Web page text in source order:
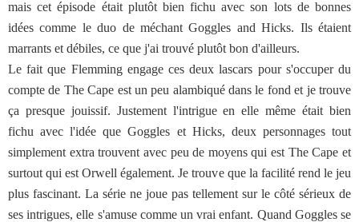
mais cet épisode était plutôt bien fichu avec son lots de bonnes
idées comme le duo de méchant Goggles and Hicks. Ils étaient
marrants et débiles, ce que j'ai trouvé plutôt bon d'ailleurs.
Le fait que Flemming engage ces deux lascars pour s'occuper du
compte de The Cape est un peu alambiqué dans le fond et je trouve
ça presque jouissif. Justement l'intrigue en elle même était bien
fichu avec l'idée que Goggles et Hicks, deux personnages tout
simplement extra trouvent avec peu de moyens qui est The Cape et
surtout qui est Orwell également. Je trouve que la facilité rend le jeu
plus fascinant. La série ne joue pas tellement sur le côté sérieux de
ses intrigues, elle s'amuse comme un vrai enfant. Quand Goggles se